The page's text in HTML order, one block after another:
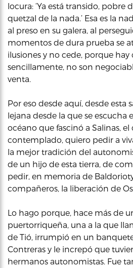
locura: ‘Ya está transido, pobre
quetzal de la nada.’ Esa es la
al preso en su galera, al
momentos de dura prueba se
ilusiones y no cede, porque hay
sencillamente, no son
venta.
Por eso desde aquí, desde esta
lejana desde la que se escucha
océano que fascinó a Salinas,
contemplado, quiero pedir a
la mejor tradición del
de un hijo de esta tierra, de
pedir, en memoria de
compañeros, la liberación de
Lo hago porque, hace más de
puertorriqueña, una a la que
de Tió, irrumpió en un
Contreras y le increpó que
hermanos autonomistas. Fue